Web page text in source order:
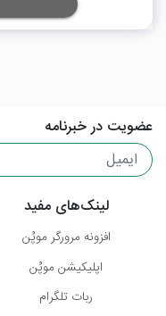
عضویت در خبرنامه
لینک‌های مفید
افزونه مرورگر موپُن
اپلیکیشن موپُن
ربات تلگرام